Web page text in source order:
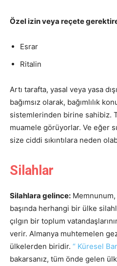
Özel izin veya reçete
Esrar
Ritalin
Artı tarafta, yasal veya yasa
bağımsız olarak, bağımlılık
sistemlerinden birine sahibiz.
muamele görüyorlar. Ve eğer
size ciddi sıkıntılara neden
Silahlar
Silahlara gelince: Memnunum,
başında herhangi bir ülke
çılgın bir toplum
verir. Almanya muhtemelen
ülkelerden biridir. “ Küresel
bakarsanız, tüm önde gelen